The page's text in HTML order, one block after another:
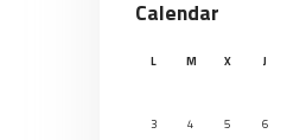
Calendar
L M X J
3
4 5 6